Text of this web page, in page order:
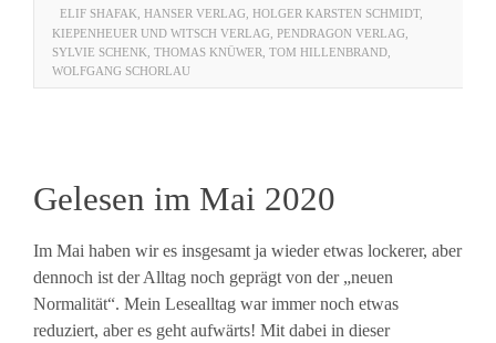
ELIF SHAFAK HANSER VERLAG HOLGER KARSTEN SCHMIDT,
KIEPENHEUER UND WITSCH VERLAG PENDRAGON VERLAG
SYLVIE SCHENK THOMAS KNÜWER TOM HILLENBRAND
WOLFGANG SCHORLAU
Gelesen im Mai 2020
Im Mai haben wir es insgesamt ja wieder etwas lockerer, aber
dennoch ist der Alltag noch geprägt von der „neuen
Normalität“. Mein Lesealltag war immer noch etwas
reduziert, aber es geht aufwärts! Mit dabei in dieser